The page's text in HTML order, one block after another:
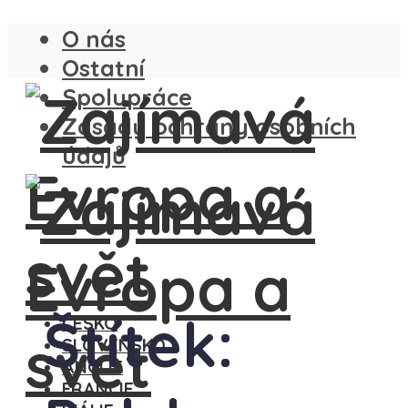
O nás
Ostatní
Spolupráce
Zásady ochrany osobních
údajů
ČESKO
SLOVENSKO
ANGLIE
FRANCIE
Štítek: